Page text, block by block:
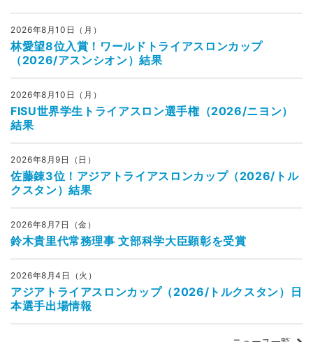
2026年8月10日（月）
林愛望8位入賞！ワールドトライアスロンカップ
（2026/アスンシオン）結果
2026年8月10日（月）
FISU世界学生トライアスロン選手権（2026/ニヨン）
結果
2026年8月9日（日）
佐藤錬3位！アジアトライアスロンカップ（2026/トル
クスタン）結果
2026年8月7日（金）
鈴木貴里代常務理事 文部科学大臣顕彰を受賞
2026年8月4日（火）
アジアトライアスロンカップ（2026/トルクスタン）日
本選手出場情報